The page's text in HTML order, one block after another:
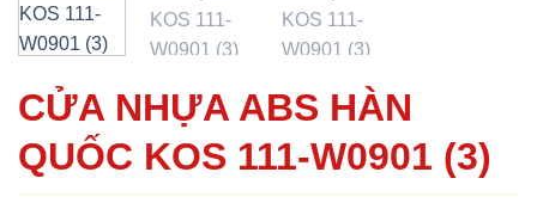
CỬA NHỰA ABS HÀN
QUỐC KOS 111-W0901 (3)